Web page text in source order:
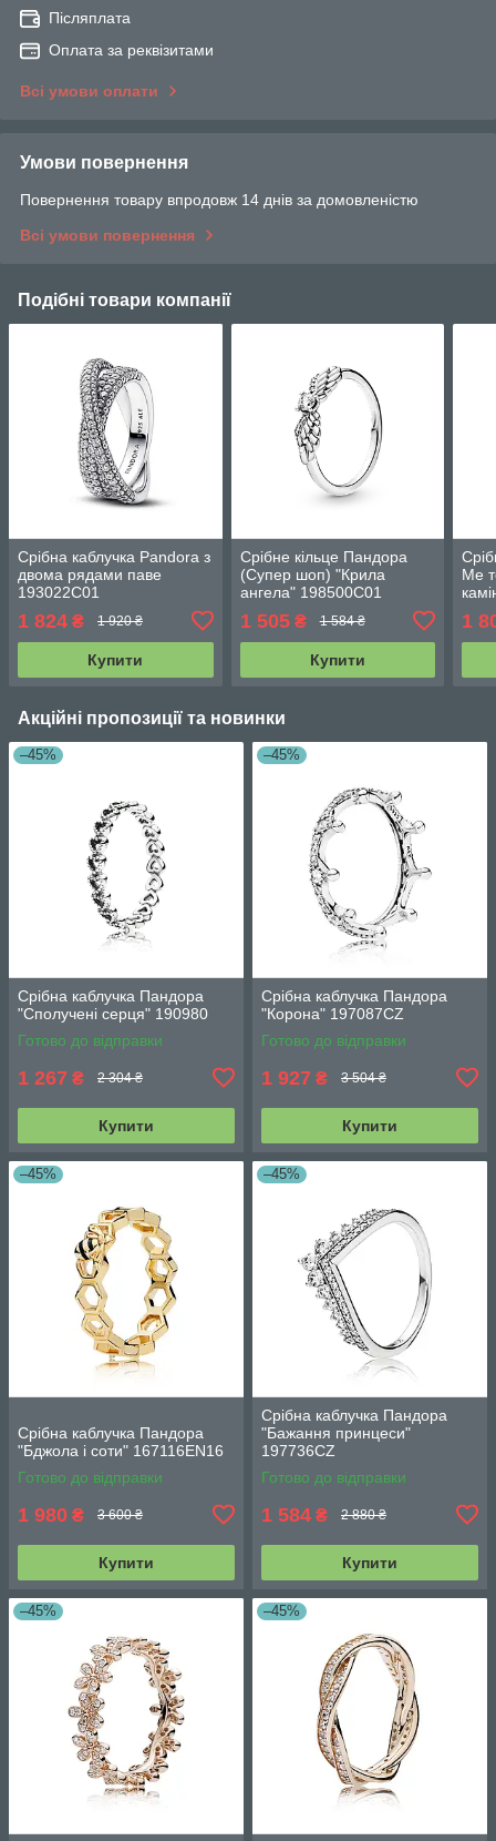
Післяплата
Оплата за реквізитами
Всі умови оплати
Умови повернення
Повернення товару впродовж 14 днів за домовленістю
Всі умови повернення
Подібні товари компанії
Срібна каблучка Pandora з
двома рядами паве
193022C01
1 824 ₴ 1 920 ₴
Купити
Срібне кільце Пандора
(Супер шоп) "Крила
ангела" 198500C01
1 505₴ 1 584 ₴
Купити
Ме
1
Акційні пропозиції та новинки
–45%
Срібна каблучка Пандора
"Сполучені серця" 190980
Готово до відправки
1 267 ₴ 2 304 ₴
Купити
–45%
Срібна каблучка Пандора
"Корона" 197087CZ
Готово до відправки
1 927 ₴ 3 504 ₴
Купити
–45%
Срібна каблучка Пандора
"Бджола і соти" 167116EN16
Готово до відправки
1 980 ₴ 3 600 ₴
Купити
–45%
Срібна каблучка Пандора
"Бажання принцеси"
197736CZ
Готово до відправки
1 584 ₴ 2 880 ₴
Купити
–45% –45%